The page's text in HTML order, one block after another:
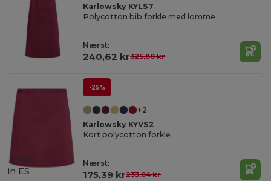
Karlowsky KYLS7
Polycotton bib forkle med lomme
Nærst:
240,62 kr325,80 kr
-25%
+2
Karlowsky KYVS2
Kort polycotton forkle
Nærst:
175,39 kr233,04 kr
Made
in ES